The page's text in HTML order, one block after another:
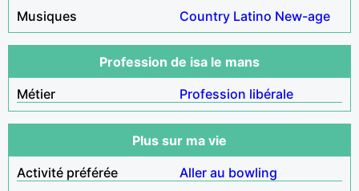
Musiques
Country Latino New-age
Profession de isa le mans
Métier
Profession libérale
Plus sur ma vie
Activité préférée
Aller au bowling